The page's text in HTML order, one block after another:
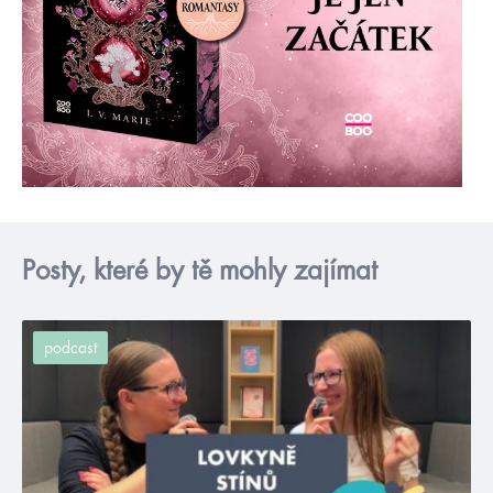
Posty, které by tě mohly zajímat
podcast